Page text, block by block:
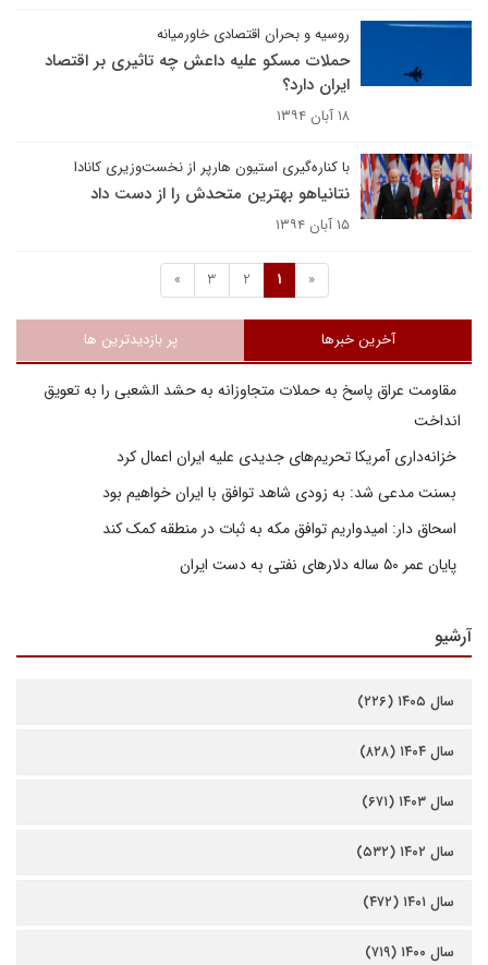
روسیه و بحران اقتصادی خاورمیانه
حملات مسکو علیه داعش چه تاثیری بر اقتصاد
ایران دارد؟
۱۸ آبان ۱۳۹۴
با کناره‌گیری استیون هارپر از نخست‌وزیری کانادا
نتانیاهو بهترین متحدش را از دست داد
۱۵ آبان ۱۳۹۴
«
1
2
3
»
آخرین خبرها پر بازدیدترین ها
مقاومت عراق پاسخ به حملات متجاوزانه به حشد الشعبی را به تعویق
انداخت
خزانه‌داری آمریکا تحریم‌های جدیدی علیه ایران اعمال کرد
بسنت مدعی شد: به زودی شاهد توافق با ایران خواهیم بود
اسحاق دار: امیدواریم توافق مکه به ثبات در منطقه کمک کند
پایان عمر ۵۰ ساله دلارهای نفتی به دست ایران
آرشیو
سال ۱۴۰۵ (۲۲۶)
سال ۱۴۰۴ (۸۲۸)
سال ۱۴۰۳ (۶۷۱)
سال ۱۴۰۲ (۵۳۲)
سال ۱۴۰۱ (۴۷۲)
سال ۱۴۰۰ (۷۱۹)